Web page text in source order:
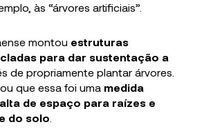
às “árvores artificiais”.
montou estruturas
para dar sustentação a
de propriamente plantar árvores.
que essa foi uma medida
de espaço para raízes e
do solo